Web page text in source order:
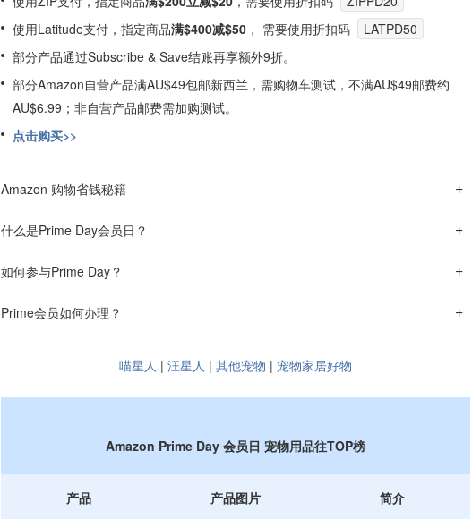
使用Latitude支付，指定商品满$400减$50 ， 需要使用折扣码
LATPD50
部分产品通过Subscribe & Save结账再享额外9折。
部分Amazon自营产品满AU$49包邮新西兰，需购物车测试，不满AU$49邮费约
AU$6.99；非自营产品邮费需加购测试。
点击购买>>
Amazon 购物省钱秘籍
什么是Prime Day会员日？
如何参与Prime Day？
Prime会员如何办理？
喵星人 | 汪星人 | 其他宠物 | 宠物家居好物
Amazon Prime Day 会员日 宠物用品往TOP榜
产品 产品图片 简介